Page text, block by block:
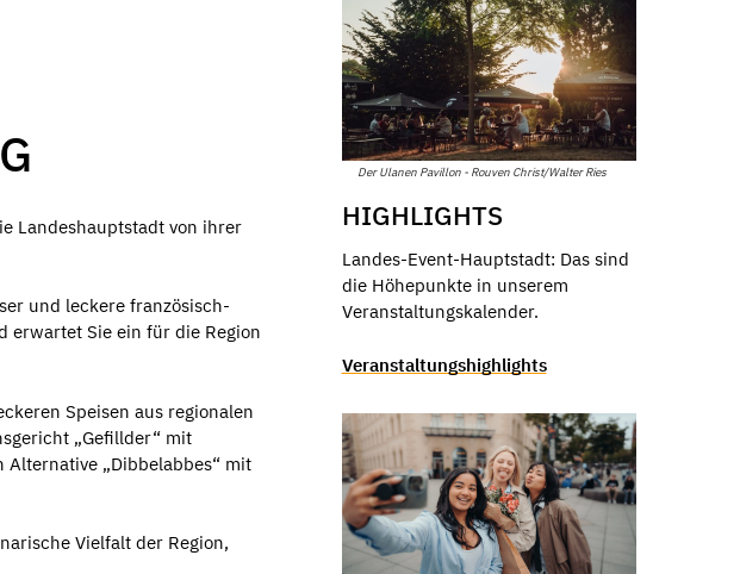
Landeshauptstadt von ihrer
und leckere französisch-
erwartet Sie ein für die Region
Speisen aus regionalen
„Gefillder“ mit
„Dibbelabbes“ mit
Vielfalt der Region,
Der Ulanen Pavillon - Rouven Christ/Walter Ries
HIGHLIGHTS
Landes-Event-Hauptstadt: Das sind
die Höhepunkte in unserem
Veranstaltungskalender.
Veranstaltungshighlights